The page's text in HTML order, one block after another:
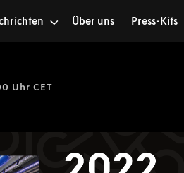
Über uns Press-Kits
Uhr CET